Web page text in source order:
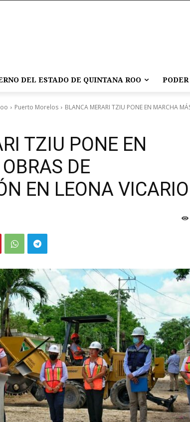
DEL ESTADO DE QUINTANA ROO
Puerto Morelos BLANCA MERARI TZIU PONE EN MARCHA
TZIU PONE EN
DE
EN LEONA VICARIO